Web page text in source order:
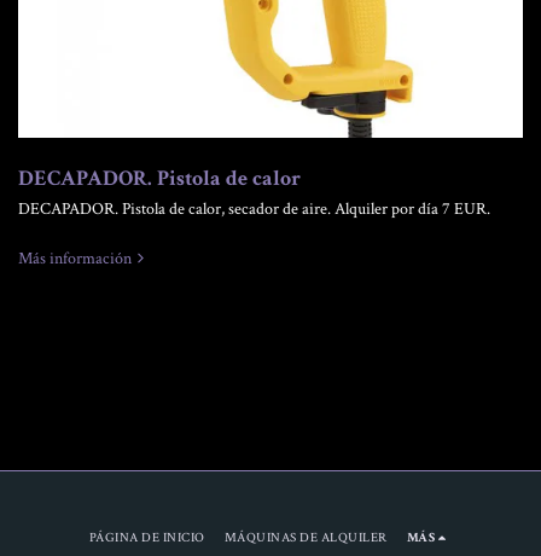
DECAPADOR. Pistola de calor
DECAPADOR. Pistola de calor, secador de aire. Alquiler por día 7 EUR.
Más información
PÁGINA DE INICIO MÁQUINAS DE ALQUILER MÁS